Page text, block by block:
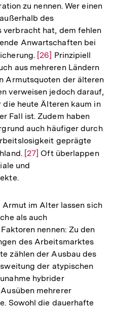
zu nennen. Wer einen
des
verbracht hat, dem fehlen
Anwartschaften bei
Zur
Auflösung
der
Fußnote
[26] Prinzipiell
aus mehreren Ländern
Armutsquoten der älteren
verweisen jedoch darauf,
heute Älteren kaum in
Fall ist. Zudem haben
auch häufiger durch
geprägte
Zur
Auflösung
[27] Oft überlappen
und
im Alter lassen sich
als auch
nennen: Zu den
des Arbeitsmarktes
zählen der Ausbau des
der atypischen
hybrider
mehrerer
Sowohl die dauerhafte